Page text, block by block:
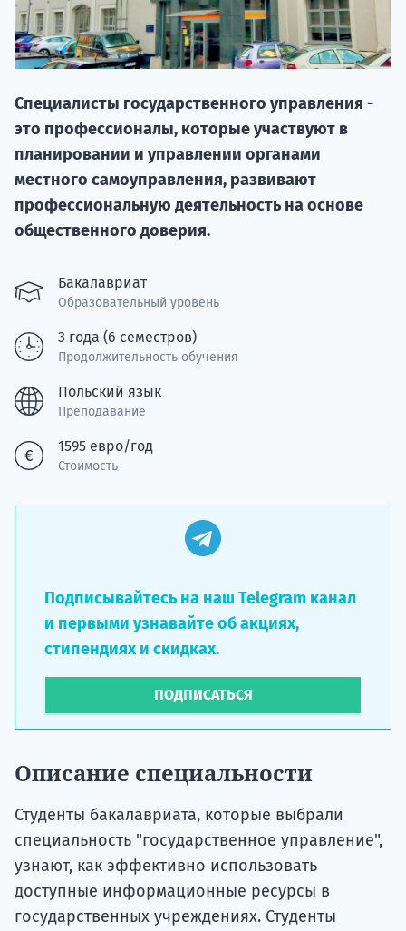
Специалисты государственного управления -
это профессионалы, которые участвуют в
планировании и управлении органами
местного самоуправления, развивают
профессиональную деятельность на основе
общественного доверия.
Бакалавриат
Образовательный уровень
3 года (6 семестров)
Продолжительность обучения
Польский язык
Преподавание
1595 евро/год
Стоимость
Подписывайтесь на наш Telegram канал
и первыми узнавайте об акциях,
стипендиях и скидках.
ПОДПИСАТЬСЯ
Описание специальности
Студенты бакалавриата, которые выбрали
специальность "государственное управление",
узнают, как эффективно использовать
доступные информационные ресурсы в
государственных учреждениях. Студенты
20.09
НАБОР